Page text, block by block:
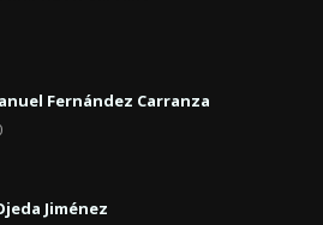
Fernández Carranza
Jiménez